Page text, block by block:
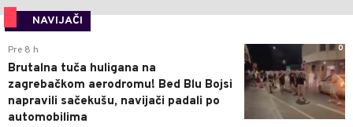
NAVIJAČI
0
Pre 8 h
Brutalna tuča huligana na
zagrebačkom aerodromu! Bed Blu Bojsi
napravili sačekušu, navijači padali po
automobilima